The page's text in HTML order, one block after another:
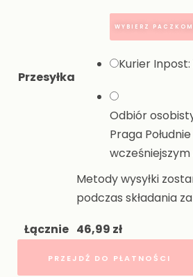
Przesyłka
WYBIERZ
Kurier Inpost:
Odbiór
Praga
Metody wysyłki
podczas składania
Łącznie 46,99 zł
PRZEJDŹ DO PŁATNOŚCI